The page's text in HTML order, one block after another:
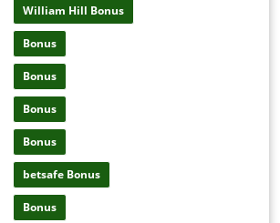
William Hill Bonus
Bonus
Bonus
Bonus
Bonus
betsafe Bonus
Bonus